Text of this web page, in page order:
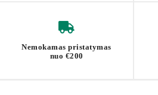
Maks. vidurinės lentynos
Maks. statinė apkrova
Nemokamas pristatymas
nuo €200